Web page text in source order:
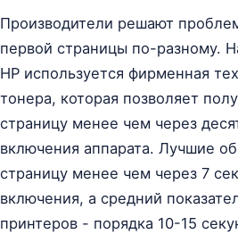
Производители решают
первой страницы по-разному.
HP используется фирменная
тонера, которая позволяет
страницу менее чем через
включения аппарата. Лучшие
страницу менее чем через 7
включения, а средний
принтеров - порядка 10-15